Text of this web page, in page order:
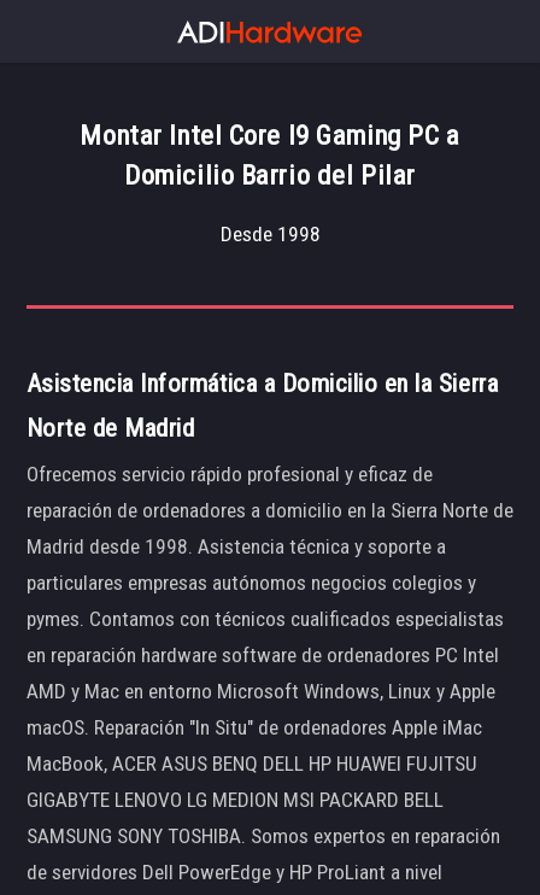
Montar Intel Core I9 Gaming PC a
Domicilio Barrio del Pilar
Desde 1998
Asistencia Informática a Domicilio en la Sierra
Norte de Madrid
Ofrecemos servicio rápido profesional y eficaz de
reparación de ordenadores a domicilio en la Sierra Norte de
Madrid desde 1998. Asistencia técnica y soporte a
particulares empresas autónomos negocios colegios y
pymes. Contamos con técnicos cualificados especialistas
en reparación hardware software de ordenadores PC Intel
AMD y Mac en entorno Microsoft Windows, Linux y Apple
macOS. Reparación "In Situ" de ordenadores Apple iMac
MacBook, ACER ASUS BENQ DELL HP HUAWEI FUJITSU
GIGABYTE LENOVO LG MEDION MSI PACKARD BELL
SAMSUNG SONY TOSHIBA. Somos expertos en reparación
de servidores Dell PowerEdge y HP ProLiant a nivel